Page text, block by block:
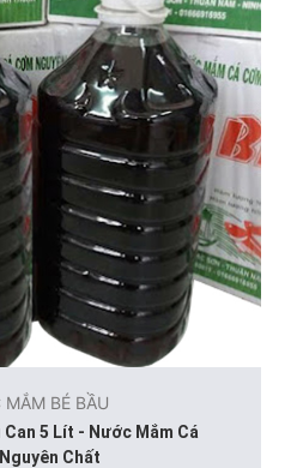
BÉ BẦU
Can 5 Lít - Nước Mắm Cá
Chất